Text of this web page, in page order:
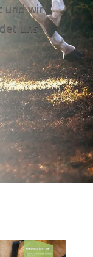
und wir
uns